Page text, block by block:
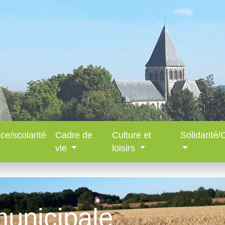
scolarité
Cadre de
vie
Culture et
loisirs
Solidarité/